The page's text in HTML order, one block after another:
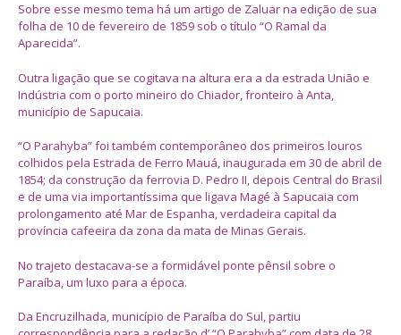
Sobre esse mesmo tema há um artigo de Zaluar na edição de sua
folha de 10 de fevereiro de 1859 sob o título “O Ramal da
Aparecida”.
Outra ligação que se cogitava na altura era a da estrada União e
Indústria com o porto mineiro do Chiador, fronteiro à Anta,
município de Sapucaia.
“O Parahyba” foi também contemporâneo dos primeiros louros
colhidos pela Estrada de Ferro Mauá, inaugurada em 30 de abril de
1854; da construção da ferrovia D. Pedro II, depois Central do Brasil
e de uma via importantíssima que ligava Magé à Sapucaia com
prolongamento até Mar de Espanha, verdadeira capital da
província cafeeira da zona da mata de Minas Gerais.
No trajeto destacava-se a formidável ponte pênsil sobre o
Paraíba, um luxo para a época.
Da Encruzilhada, município de Paraíba do Sul, partiu